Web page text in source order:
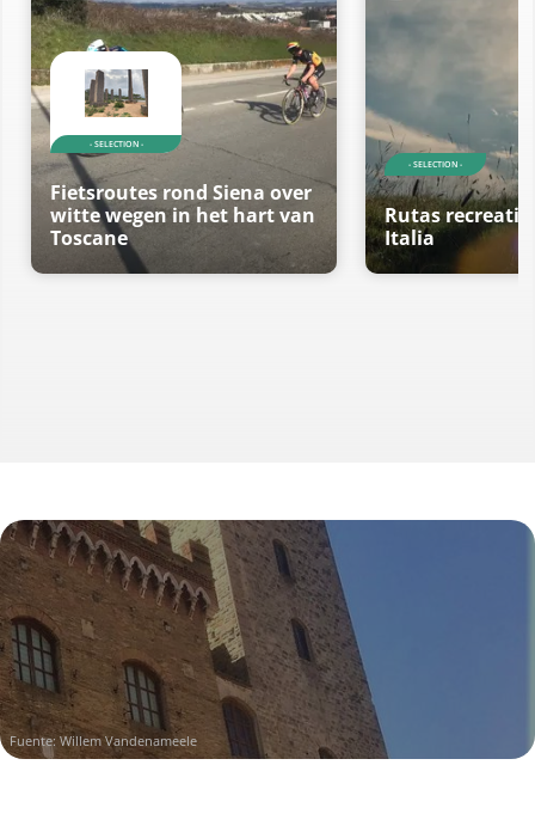
- SELECTION -
Fietsroutes rond Siena over
witte wegen in het hart van
Toscane
- SELECTION -
Rutas
Italia
Fuente: Willem Vandenameele